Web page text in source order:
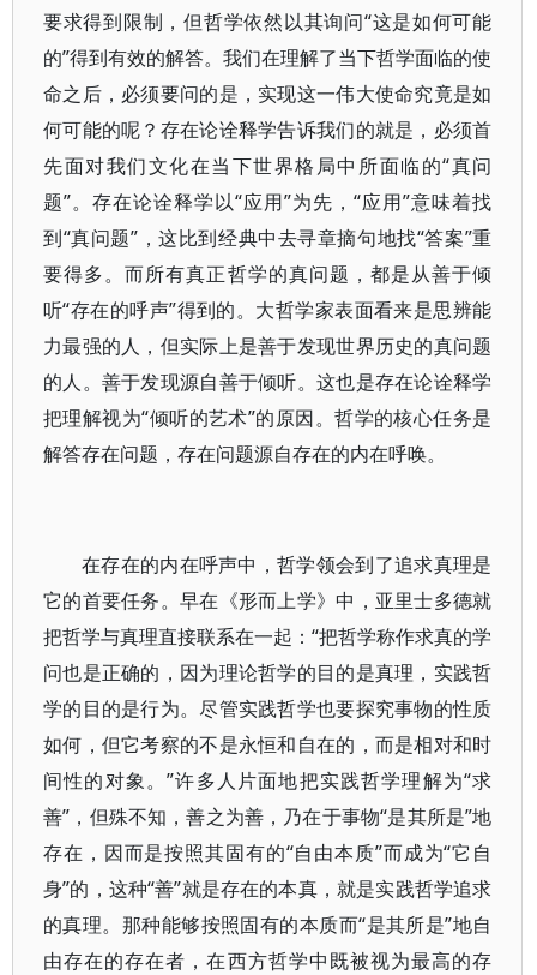
要求得到限制，但哲学依然以其询问“这是如何可能
的”得到有效的解答。我们在理解了当下哲学面临的使
命之后，必须要问的是，实现这一伟大使命究竟是如
何可能的呢？存在论诠释学告诉我们的就是，必须首
先面对我们文化在当下世界格局中所面临的“真问
题”。存在论诠释学以“应用”为先，“应用”意味着找
到“真问题”，这比到经典中去寻章摘句地找“答案”重
要得多。而所有真正哲学的真问题，都是从善于倾
听“存在的呼声”得到的。大哲学家表面看来是思辨能
力最强的人，但实际上是善于发现世界历史的真问题
的人。善于发现源自善于倾听。这也是存在论诠释学
把理解视为“倾听的艺术”的原因。哲学的核心任务是
解答存在问题，存在问题源自存在的内在呼唤。
在存在的内在呼声中，哲学领会到了追求真理是
它的首要任务。早在《形而上学》中，亚里士多德就
把哲学与真理直接联系在一起：“把哲学称作求真的学
问也是正确的，因为理论哲学的目的是真理，实践哲
学的目的是行为。尽管实践哲学也要探究事物的性质
如何，但它考察的不是永恒和自在的，而是相对和时
间性的对象。”许多人片面地把实践哲学理解为“求
善”，但殊不知，善之为善，乃在于事物“是其所是”地
存在，因而是按照其固有的“自由本质”而成为“它自
身”的，这种“善”就是存在的本真，就是实践哲学追求
的真理。那种能够按照固有的本质而“是其所是”地自
由存在的存在者，在西方哲学中既被视为最高的存